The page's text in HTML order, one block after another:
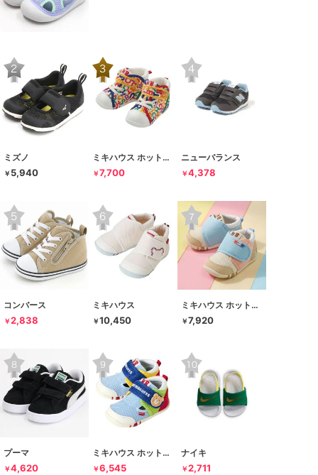
ミズノ
￥ 5,940
ミキハウス ホットビスケッツ
￥7,700
ニューバランス
￥4,378
コンバース
￥2,838
ミキハウス
￥10,450
ミキハウス ホットビスケッツ
￥7,920
プーマ
￥4,620
ミキハウス ホットビスケッツ
￥6,545
ナイキ
￥2,711